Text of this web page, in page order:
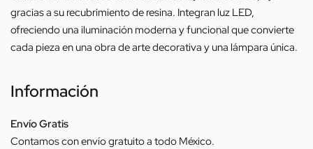
gracias a su recubrimiento de resina. Integran luz LED,
ofreciendo una iluminación moderna y funcional que convierte
cada pieza en una obra de arte decorativa y una lámpara única.
Información
Envío Gratis
Contamos con envío gratuito a todo México.